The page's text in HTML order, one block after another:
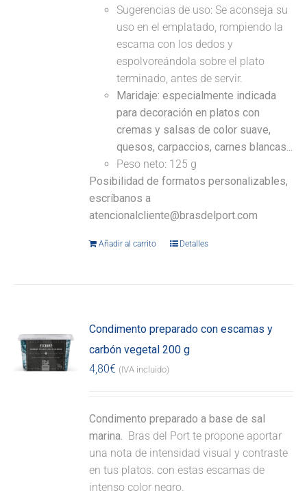
Sugerencias de uso: Se aconseja su
uso en el emplatado, rompiendo la
escama con los dedos y
espolvoreándola sobre el plato
terminado, antes de servir.
Maridaje: especialmente indicada
para decoración en platos con
cremas y salsas de color suave,
quesos, carpaccios, carnes blancas...
Peso neto: 125 g
Posibilidad de formatos personalizables,
escríbanos a
atencionalcliente@brasdelport.com
Añadir al carrito Detalles
Condimento preparado con escamas y
carbón vegetal 200 g
4,80€ (IVA incluido)
Condimento preparado a base de sal
marina. Bras del Port te propone aportar
una nota de intensidad visual y contraste
en tus platos. con estas escamas de
intenso color negro.